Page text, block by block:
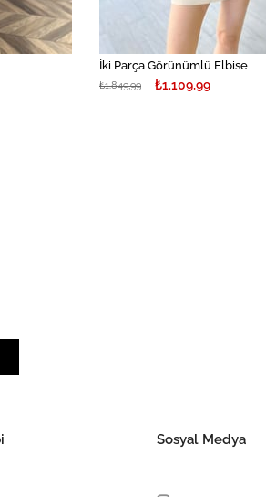
İki Parça Görünümlü Elbise
₺1.109,99
₺1.849,99
Sosyal Medya